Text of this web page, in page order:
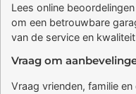
Lees online
om een betrouwbare
van de service en
Vraag om
Vraag vrienden, familie en